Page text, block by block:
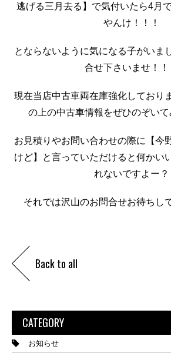
逃げる三月去る】で気付いたら4月
やんけ！！！
とならないように気になる子がいま
合せ下さいませ！！
現在当店中古車両在庫強化しており
の上の中古車情報をぜひのぞいて
お見積りやお問い合わせの際に【今
けど】と言っていただけると何かい
れないですよー？
それでは沢山のお問合せお待ちし
Back to all
CATEGORY
お知らせ